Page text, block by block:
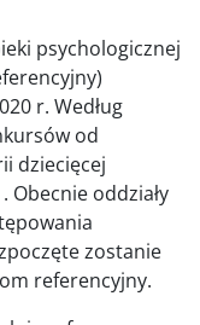
psychologicznej
r. Według
od
dziecięcej
Obecnie oddziały
zostanie
referencyjny.